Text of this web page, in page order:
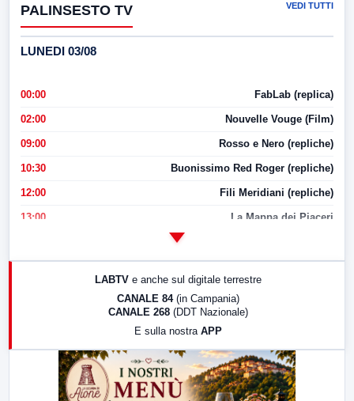
PALINSESTO TV VEDI TUTTI
LUNEDI 03/08
00:00 FabLab (replica)
02:00 Nouvelle Vouge (Film)
09:00 Rosso e Nero (repliche)
10:30 Buonissimo Red Roger (repliche)
12:00 Fili Meridiani (repliche)
13:00 La Mappa dei Piaceri
LabNews (replica)
LABTV e anche sul digitale terrestre
CANALE 84 (in Campania)
CANALE 268 (DDT Nazionale)
E sulla nostra APP